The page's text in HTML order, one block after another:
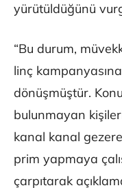
yürütüldüğünü
“Bu durum,
linç
dönüşmüştür.
bulunmayan
kanal kanal
prim yapmaya
çarpıtarak